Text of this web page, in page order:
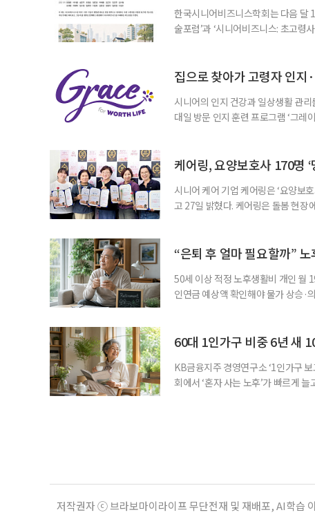
한국시니어비즈니스학회는 다음 달
술포럼’과 ‘시니어비즈니스: 초고령
계하다’를 주제로 기조강연을 한다.
집으로 찾아가 고령자 인지
시니어의 인지 건강과 일상생활 관
대일 방문 인지 훈련 프로그램 ‘그레
사용하는 자체 개발 워크북이 활용된
케어링, 요양보호사 170명
시니어 케어 기업 케어링은 ‘요양보
고 27일 밝혔다. 케어링은 돌봄 현장
점에서 선정된 요양보호사들에게 위
“은퇴 후 얼마 필요할까”
50세 이상 적정 노후생활비 개인 월
인연금 예상액 확인해야 물가 상승·
준비의 출발점이라는 조언이 나온다
60대 1인가구 비중 6년 새
KB금융지주 경영연구소 ‘1인가구
회에서 ‘혼자 사는 노후’가 빠르게
저작권자 ⓒ 브라보마이라이프 무단전재 및 재배포, AI학습